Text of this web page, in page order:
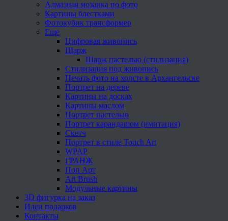
Алмазная мозаика по фото
Картины блестками
Фотокубик трансформер
Еще
Цифровая живопись
Шарж
Шарж пастелью (стилизация)
Стилизация под живопись
Печать фото на холсте в Архангельске
Портрет на дереве
Картины на досках
Картины маслом
Портрет пастелью
Портрет карандашом (имитация)
Скетч
Портрет в стиле Touch Art
WPAP
ГРАНЖ
Поп Арт
Art Brush
Модульные картины
3D фигурка на заказ
Идеи подарков
Контакты